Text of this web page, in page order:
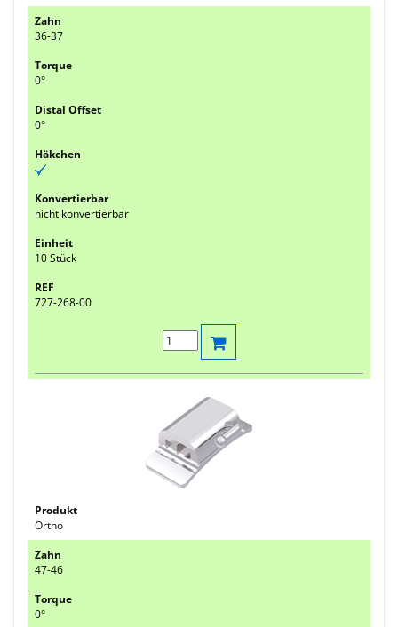
36-37
0°
0°
nicht konvertierbar
10 Stück
727-268-00
Ortho
47-46
0°